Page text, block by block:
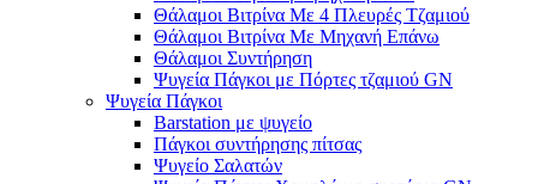
Θάλαμοι Βιτρίνα Με 4 Πλευρές Τζαμιού
Θάλαμοι Βιτρίνα Με Μηχανή Επάνω
Θάλαμοι Συντήρηση
Ψυγεία Πάγκοι με Πόρτες τζαμιού GN
Ψυγεία Πάγκοι
Barstation με ψυγείο
Πάγκοι συντήρησης πίτσας
Ψυγείο Σαλατών